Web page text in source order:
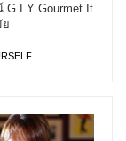
G.I.Y Gourmet It